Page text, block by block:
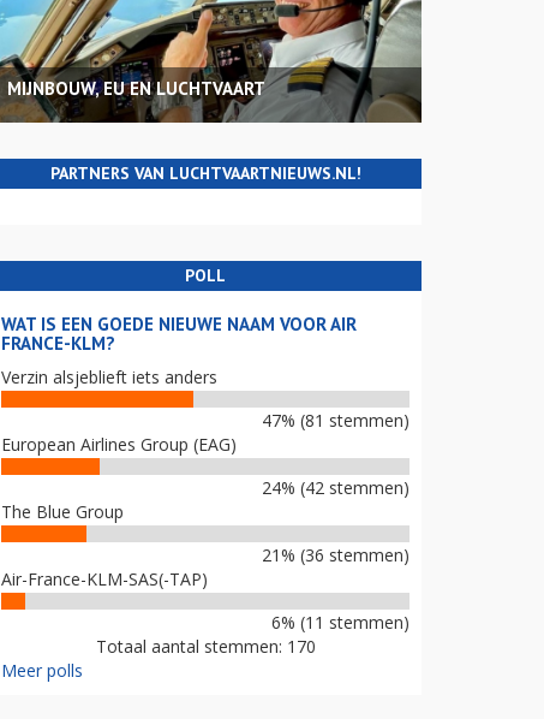
MIJNBOUW, EU EN LUCHTVAART
PARTNERS VAN LUCHTVAARTNIEUWS.NL!
POLL
WAT IS EEN GOEDE NIEUWE NAAM VOOR AIR
FRANCE-KLM?
Verzin alsjeblieft iets anders
47% (81 stemmen)
European Airlines Group (EAG)
24% (42 stemmen)
The Blue Group
21% (36 stemmen)
Air-France-KLM-SAS(-TAP)
6% (11 stemmen)
Totaal aantal stemmen: 170
Meer polls